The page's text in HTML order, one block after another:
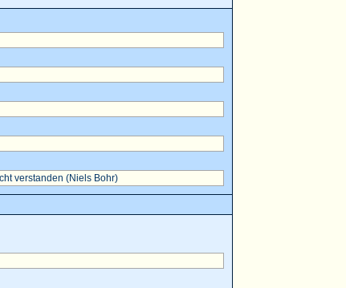
verstanden (Niels Bohr)